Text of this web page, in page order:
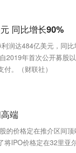
同比增长90%
润达484亿美元，同
自2019年首次公开募股
。（财联社）
端
的价格定在推介区间顶
将IPO价格定在32里亚